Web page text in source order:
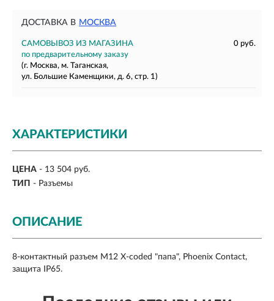
ДОСТАВКА В МОСКВА
САМОВЫВОЗ ИЗ МАГАЗИНА
0 руб.
по предварительному заказу
(г. Москва, м. Таганская,
ул. Большие Каменщики, д. 6, стр. 1)
ХАРАКТЕРИСТИКИ
ЦЕНА - 13 504 руб.
ТИП - Разъемы
ОПИСАНИЕ
8-контактный разъем M12 X-coded "папа", Phoenix Contact,
защита IP65.